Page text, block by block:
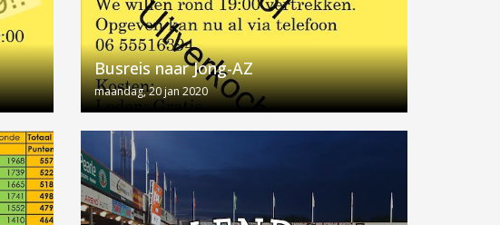
Busreis naar Jong-AZ
maandag, 20 jan 2020